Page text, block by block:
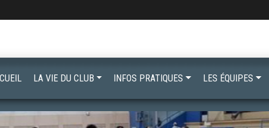
LA VIE DU CLUB INFOS PRATIQUES LES ÉQUIPES